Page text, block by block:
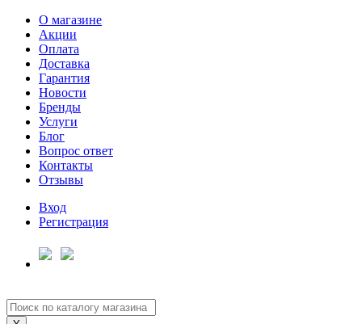
О магазине
Акции
Оплата
Доставка
Гарантия
Новости
Бренды
Услуги
Блог
Вопрос ответ
Контакты
Отзывы
Вход
Регистрация
Для клиентов всех банков
Разбейте
оплатуна части
без переплат
График платежей
Сегодня
25%